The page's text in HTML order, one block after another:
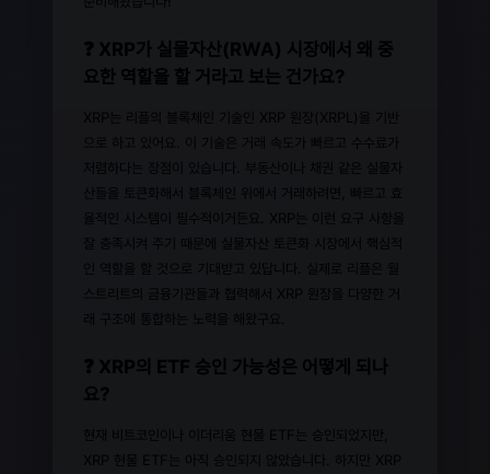
❓ XRP가 실물자산(RWA) 시장에서 왜 중
요한 역할을 할 거라고 보는 건가요?
XRP는 리플의 블록체인 기술인 XRP 원장(XRPL)을 기반
으로 하고 있어요. 이 기술은 거래 속도가 빠르고 수수료가
저렴하다는 장점이 있습니다. 부동산이나 채권 같은 실물자
산들을 토큰화해서 블록체인 위에서 거래하려면, 빠르고 효
율적인 시스템이 필수적이거든요. XRP는 이런 요구 사항을
잘 충족시켜 주기 때문에 실물자산 토큰화 시장에서 핵심적
인 역할을 할 것으로 기대받고 있답니다. 실제로 리플은 월
스트리트의 금융기관들과 협력해서 XRP 원장을 다양한 거
래 구조에 통합하는 노력을 해왔구요.
❓ XRP의 ETF 승인 가능성은 어떻게 되나
요?
현재 비트코인이나 이더리움 현물 ETF는 승인되었지만,
XRP 현물 ETF는 아직 승인되지 않았습니다. 하지만 XRP